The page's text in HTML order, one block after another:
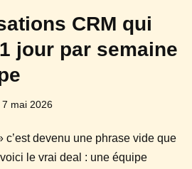
CRM qui
jour par semaine
7 mai 2026
c’est devenu une phrase vide que
le vrai deal : une équipe